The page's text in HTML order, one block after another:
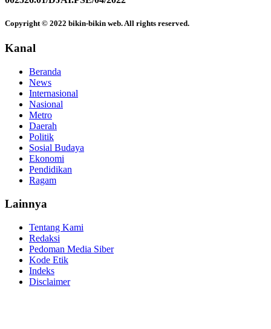
Copyright © 2022 bikin-bikin web. All rights reserved.
Kanal
Beranda
News
Internasional
Nasional
Metro
Daerah
Politik
Sosial Budaya
Ekonomi
Pendidikan
Ragam
Lainnya
Tentang Kami
Redaksi
Pedoman Media Siber
Kode Etik
Indeks
Disclaimer